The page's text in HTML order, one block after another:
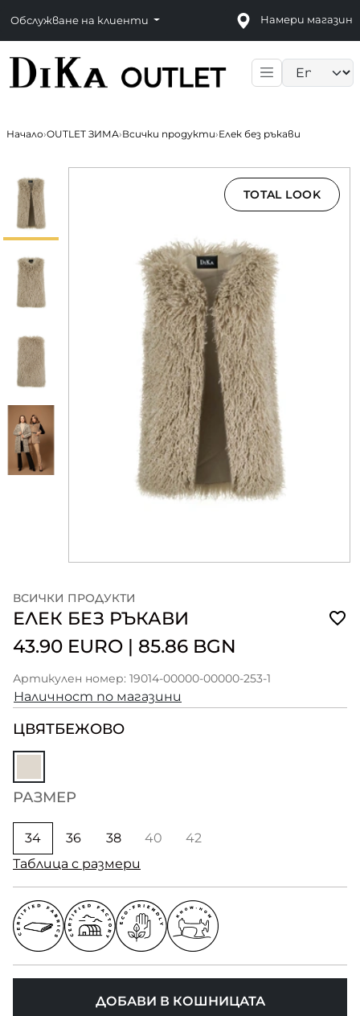
Обслужване на клиенти Намери магазин
Начало›OUTLET ЗИМА›Всички продукти›Елек без ръкави
TOTAL LOOK
ВСИЧКИ ПРОДУКТИ
ЕЛЕК БЕЗ РЪКАВИ
43.90 EURO | 85.86 BGN
Артикулен номер: 19014-00000-00000-253-1
Наличност по магазини
ЦВЯТБЕЖОВО
РАЗМЕР
34 36 38 40
42
Таблица с размери
ДОБАВИ В КОШНИЦАТА